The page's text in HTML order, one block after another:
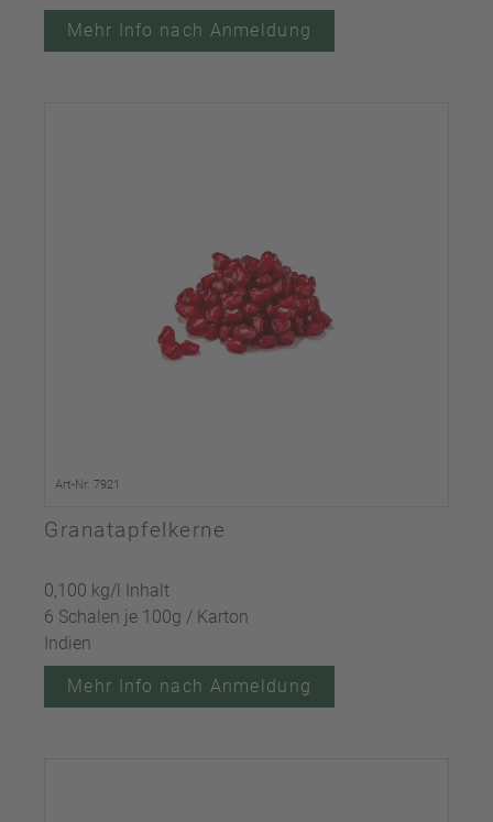
Mehr Info nach Anmeldung
Art-Nr. 7921
Granatapfelkerne
0,100 kg/l Inhalt
6 Schalen je 100g / Karton
Indien
Mehr Info nach Anmeldung